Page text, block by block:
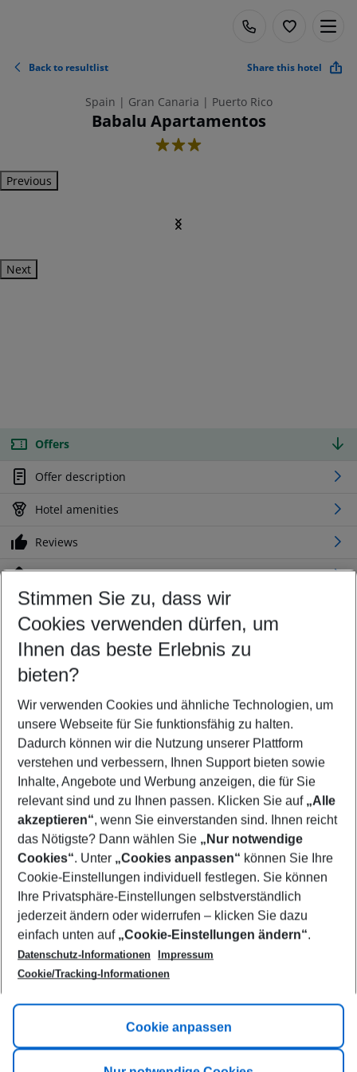
Back to resultlist Share this hotel
Spain | Gran Canaria | Puerto Rico
Babalu Apartamentos
3
Previous
Next
Offers
Offer description
Hotel amenities
Reviews
Location
Customize your offer
Find the perfect deal which suits your best
Your departure airport
Any airport
Select your date range
08/08/26–06/08/27 5-8 nights
Who will travel
2 adults No children
Show more filter
Footer
Footer navigation
Title A
Link A
Stimmen Sie zu, dass wir
Cookies verwenden dürfen, um
Ihnen das beste Erlebnis zu
bieten?
Wir verwenden Cookies und ähnliche Technologien, um
unsere Webseite für Sie funktionsfähig zu halten.
Dadurch können wir die Nutzung unserer Plattform
verstehen und verbessern, Ihnen Support bieten sowie
Inhalte, Angebote und Werbung anzeigen, die für Sie
relevant sind und zu Ihnen passen. Klicken Sie auf „Alle
akzeptieren“, wenn Sie einverstanden sind. Ihnen reicht
das Nötigste? Dann wählen Sie „Nur notwendige
Cookies“. Unter „Cookies anpassen“ können Sie Ihre
Cookie-Einstellungen individuell festlegen. Sie können
Ihre Privatsphäre-Einstellungen selbstverständlich
jederzeit ändern oder widerrufen – klicken Sie dazu
einfach unten auf „Cookie-Einstellungen ändern“.
Datenschutz-Informationen
Impressum
Cookie/Tracking-Informationen
Cookie anpassen